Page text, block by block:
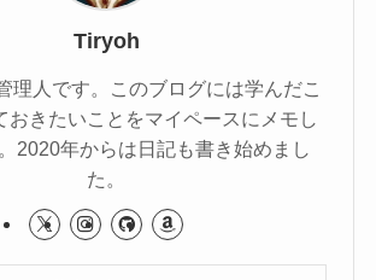
Tiryoh
理人です。このブログには学んだこ
おきたいことをマイペースにメモし
2020年からは日記も書き始めまし
た。